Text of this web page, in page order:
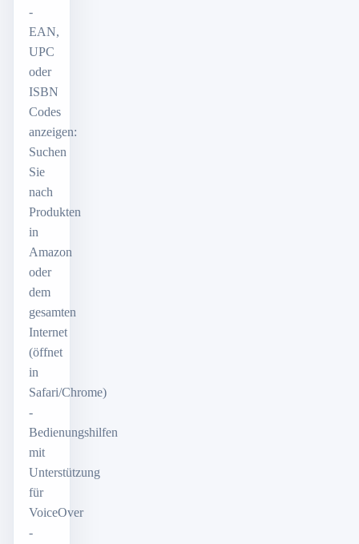
-
EAN,
UPC
oder
ISBN
Codes
anzeigen:
Suchen
Sie
nach
Produkten
in
Amazon
oder
dem
gesamten
Internet
(öffnet
in
Safari/Chrome)
-
Bedienungshilfen
mit
Unterstützung
für
VoiceOver
-